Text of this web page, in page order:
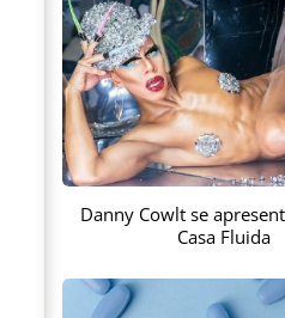
Danny Cowlt se
Casa Fluida